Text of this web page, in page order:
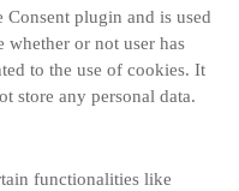
Consent plugin and is used
whether or not user has
to the use of cookies. It
store any personal data.
functionalities like